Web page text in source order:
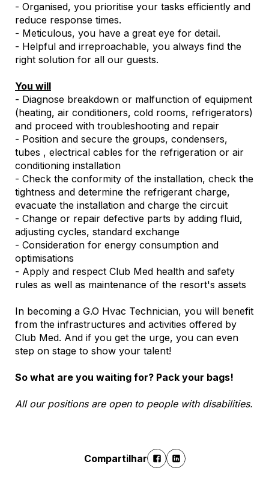
- Organised, you prioritise your tasks efficiently and
reduce response times.
- Meticulous, you have a great eye for detail.
- Helpful and irreproachable, you always find the
right solution for all our guests.
You will
- Diagnose breakdown or malfunction of equipment
(heating, air conditioners, cold rooms, refrigerators)
and proceed with troubleshooting and repair
- Position and secure the groups, condensers,
tubes , electrical cables for the refrigeration or air
conditioning installation
- Check the conformity of the installation, check the
tightness and determine the refrigerant charge,
evacuate the installation and charge the circuit
- Change or repair defective parts by adding fluid,
adjusting cycles, standard exchange
- Consideration for energy consumption and
optimisations
- Apply and respect Club Med health and safety
rules as well as maintenance of the resort's assets
In becoming a G.O Hvac Technician, you will benefit
from the infrastructures and activities offered by
Club Med. And if you get the urge, you can even
step on stage to show your talent!
So what are you waiting for? Pack your bags!
All our positions are open to people with disabilities.
Compartilhar